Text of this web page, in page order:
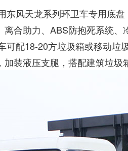
东风天龙系列环卫车专用底
离合助力、ABS防抱死系
可配18-20方垃圾箱或移动垃
加装液压支腿，搭配建筑垃